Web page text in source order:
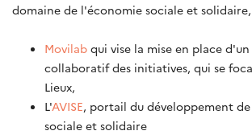
domaine de l'économie sociale et
Movilab qui vise la mise en place
collaboratif des initiatives, qui se
Lieux,
L'AVISE, portail du développement
sociale et solidaire